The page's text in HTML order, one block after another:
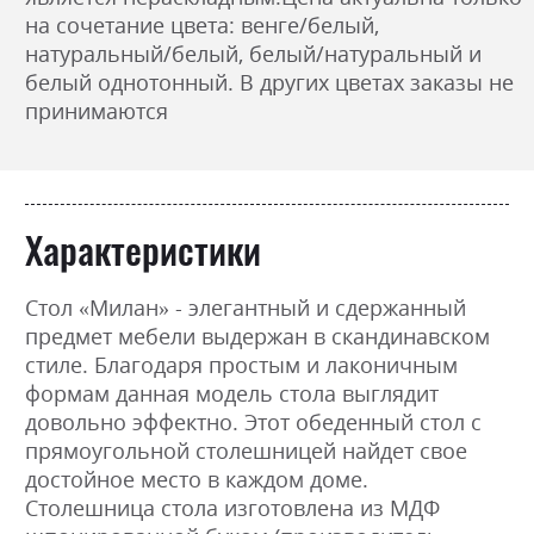
на сочетание цвета: венге/белый,
натуральный/белый, белый/натуральный и
белый однотонный. В других цветах заказы не
принимаются
Характеристики
Стол «Милан» - элегантный и сдержанный
предмет мебели выдержан в скандинавском
стиле. Благодаря простым и лаконичным
формам данная модель стола выглядит
довольно эффектно. Этот обеденный стол с
прямоугольной столешницей найдет свое
достойное место в каждом доме.
Столешница стола изготовлена ​​из МДФ